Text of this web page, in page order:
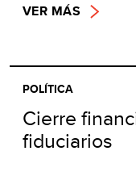
VER MÁS
POLÍTICA
Cierre
fiduciarios